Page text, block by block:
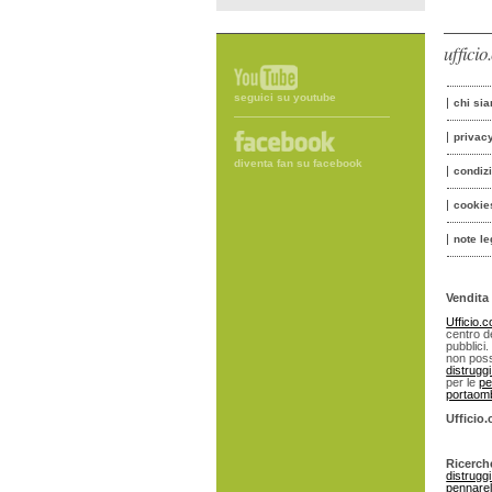
seguici su youtube
diventa fan su facebook
chi
note
centro
non
per le